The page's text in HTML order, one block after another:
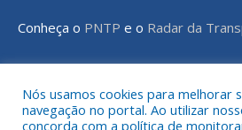
Conheça o PNTP e o Radar da
Todos os direitos reservados a
Nós usamos cookies para melhorar
navegação no portal. Ao utilizar
concorda com a política de